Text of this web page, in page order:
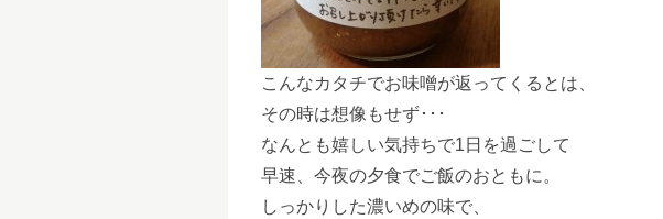
こんなカタチでお味噌が返ってくるとは、
その時は想像もせず･･･
なんとも嬉しい気持ちで1日を過ごして
早速、今夜の夕食でご飯のおともに。
しっかりした濃いめの味で、